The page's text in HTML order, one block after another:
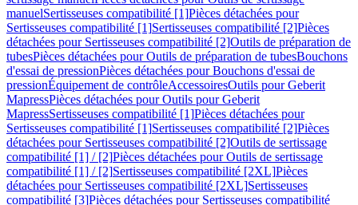
manuelSertisseuses compatibilité [1]Pièces détachées pour
Sertisseuses compatibilité [1]Sertisseuses compatibilité [2]Pièces
détachées pour Sertisseuses compatibilité [2]Outils de préparation de
tubesPièces détachées pour Outils de préparation de tubesBouchons
d'essai de pressionPièces détachées pour Bouchons d'essai de
pressionÉquipement de contrôleAccessoiresOutils pour Geberit
MapressPièces détachées pour Outils pour Geberit
MapressSertisseuses compatibilité [1]Pièces détachées pour
Sertisseuses compatibilité [1]Sertisseuses compatibilité [2]Pièces
détachées pour Sertisseuses compatibilité [2]Outils de sertissage
compatibilité [1] / [2]Pièces détachées pour Outils de sertissage
compatibilité [1] / [2]Sertisseuses compatibilité [2XL]Pièces
détachées pour Sertisseuses compatibilité [2XL]Sertisseuses
compatibilité [3]Pièces détachées pour Sertisseuses compatibilité